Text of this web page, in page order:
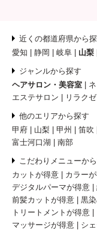
近くの都道府県から
愛知
静岡 岐阜 山梨
ジャンルから探す
ヘアサロン・美容室
エステサロン
リラク
他のエリアから探す
甲府
山梨 甲州 笛吹
富士河口湖
南部
こだわりメニューか
カットが得意
カラー
デジタルパーマが得意
前髪カットが得意
黒
トリートメントが得意
マッサージが得意
シ